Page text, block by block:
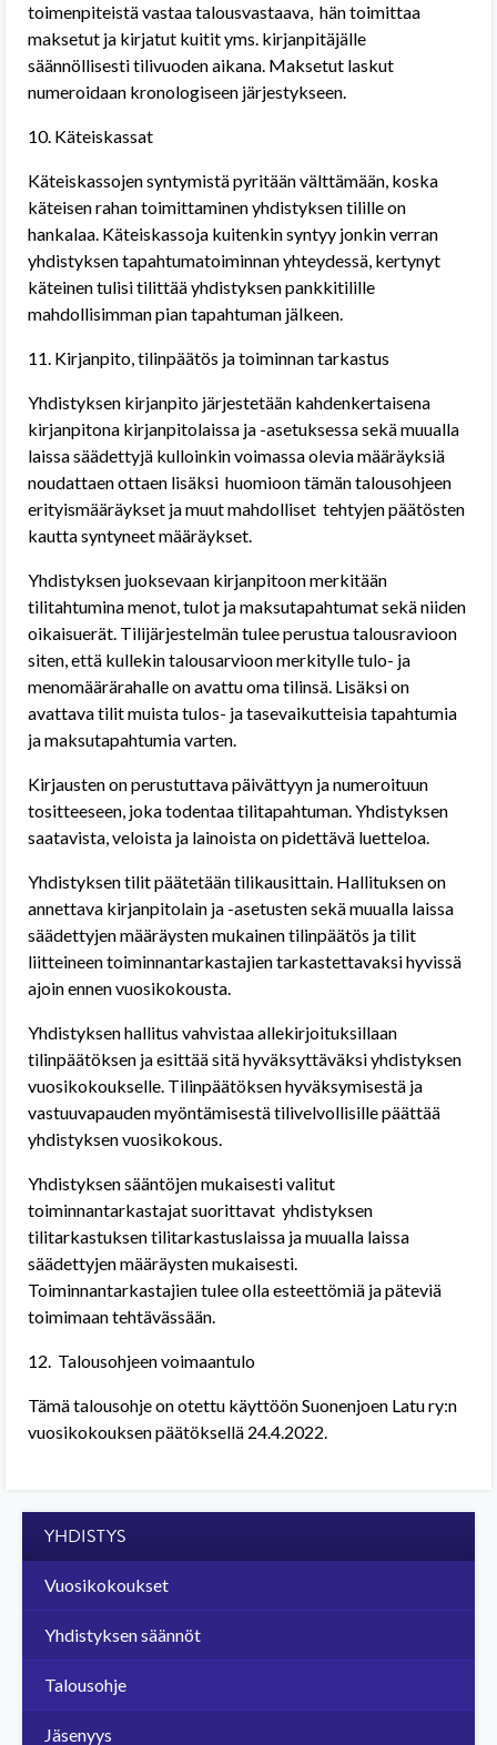
toimenpiteistä vastaa talousvastaava, hän toimittaa
maksetut ja kirjatut kuitit yms. kirjanpitäjälle
säännöllisesti tilivuoden aikana. Maksetut laskut
numeroidaan kronologiseen järjestykseen.
10. Käteiskassat
Käteiskassojen syntymistä pyritään välttämään, koska
käteisen rahan toimittaminen yhdistyksen tilille on
hankalaa. Käteiskassoja kuitenkin syntyy jonkin verran
yhdistyksen tapahtumatoiminnan yhteydessä, kertynyt
käteinen tulisi tilittää yhdistyksen pankkitilille
mahdollisimman pian tapahtuman jälkeen.
11. Kirjanpito, tilinpäätös ja toiminnan tarkastus
Yhdistyksen kirjanpito järjestetään kahdenkertaisena
kirjanpitona kirjanpitolaissa ja -asetuksessa sekä muualla
laissa säädettyjä kulloinkin voimassa olevia määräyksiä
noudattaen ottaen lisäksi huomioon tämän talousohjeen
erityismääräykset ja muut mahdolliset tehtyjen päätösten
kautta syntyneet määräykset.
Yhdistyksen juoksevaan kirjanpitoon merkitään
tilitahtumina menot, tulot ja maksutapahtumat sekä niiden
oikaisuerät. Tilijärjestelmän tulee perustua talousravioon
siten, että kullekin talousarvioon merkitylle tulo- ja
menomäärärahalle on avattu oma tilinsä. Lisäksi on
avattava tilit muista tulos- ja tasevaikutteisia tapahtumia
ja maksutapahtumia varten.
Kirjausten on perustuttava päivättyyn ja numeroituun
tositteeseen, joka todentaa tilitapahtuman. Yhdistyksen
saatavista, veloista ja lainoista on pidettävä luetteloa.
Yhdistyksen tilit päätetään tilikausittain. Hallituksen on
annettava kirjanpitolain ja -asetusten sekä muualla laissa
säädettyjen määräysten mukainen tilinpäätös ja tilit
liitteineen toiminnantarkastajien tarkastettavaksi hyvissä
ajoin ennen vuosikokousta.
Yhdistyksen hallitus vahvistaa allekirjoituksillaan
tilinpäätöksen ja esittää sitä hyväksyttäväksi yhdistyksen
vuosikokoukselle. Tilinpäätöksen hyväksymisestä ja
vastuuvapauden myöntämisestä tilivelvollisille päättää
yhdistyksen vuosikokous.
Yhdistyksen sääntöjen mukaisesti valitut
toiminnantarkastajat suorittavat yhdistyksen
tilitarkastuksen tilitarkastuslaissa ja muualla laissa
säädettyjen määräysten mukaisesti.
Toiminnantarkastajien tulee olla esteettömiä ja päteviä
toimimaan tehtävässään.
12. Talousohjeen voimaantulo
Tämä talousohje on otettu käyttöön Suonenjoen Latu ry:n
vuosikokouksen päätöksellä 24.4.2022.
YHDISTYS
Vuosikokoukset
Yhdistyksen säännöt
Talousohje
Jäsenyys